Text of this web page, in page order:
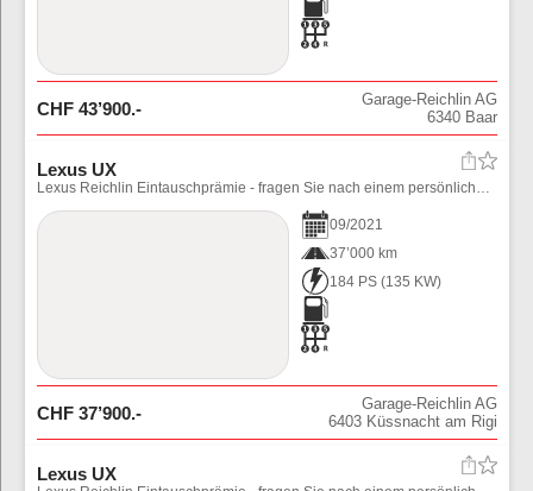
CHF 43’900.-
Garage-Reichlin AG
6340 Baar
Lexus UX
Lexus Reichlin Eintauschprämie - fragen Sie nach einem persönlichen Angebot.
09/2021
37’000 km
184 PS (135 KW)
CHF 37’900.-
Garage-Reichlin AG
6403 Küssnacht am Rigi
Lexus UX